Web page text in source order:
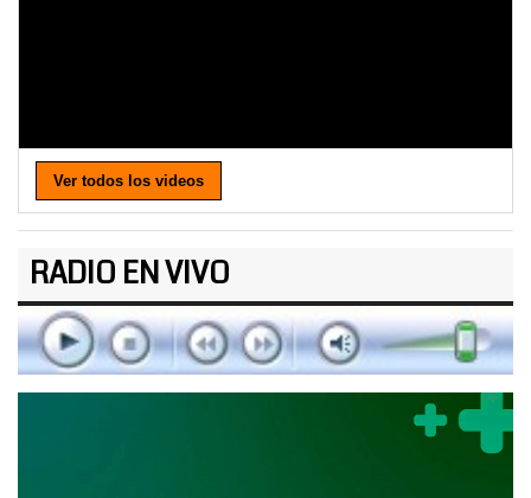
Ver todos los videos
RADIO EN VIVO